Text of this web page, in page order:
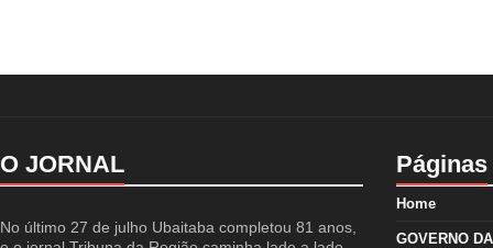
O JORNAL
No último 27 de julho Ubaitaba completou 81 anos,
Páginas
Home
GOVERNO